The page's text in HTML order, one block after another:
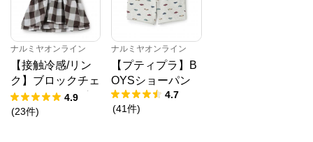
ナルミヤオンライン
【接触冷感/リン
ク】ブロックチェ
ックドッキングT
シャツ
4.9
(23件)
ナルミヤオンライン
【プティプラ】B
OYSショーパン
4.7
(41件)